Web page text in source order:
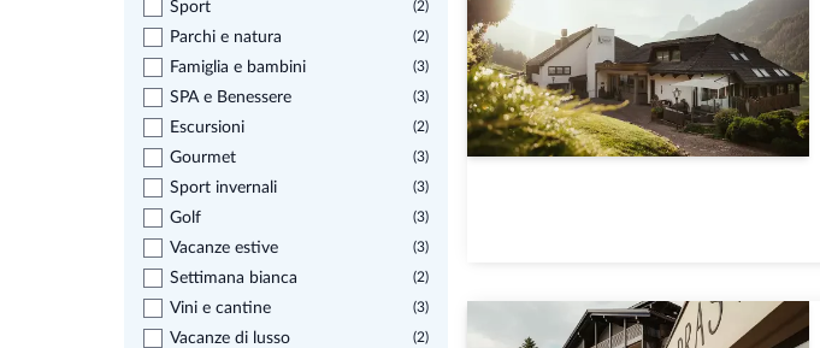
Sport
(2)
Parchi e natura (2)
Famiglia e bambini (3)
SPA e Benessere (3)
Escursioni (2)
Gourmet (3)
Sport invernali (3)
Golf (3)
Vacanze estive (3)
Settimana bianca (2)
Vini e cantine (3)
Vacanze di lusso (2)